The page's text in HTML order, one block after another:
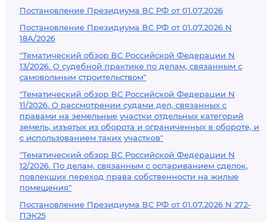
Постановление Президиума ВС РФ от 01.07.2026
Постановление Президиума ВС РФ от 01.07.2026 N
18А/2026
"Тематический обзор ВС Российской Федерации N
13/2026. О судебной практике по делам, связанным с
самовольным строительством"
"Тематический обзор ВС Российской Федерации N
11/2026. О рассмотрении судами дел, связанных с
правами на земельные участки отдельных категорий
земель, изъятых из оборота и ограниченных в обороте, и
с использованием таких участков"
"Тематический обзор ВС Российской Федерации N
12/2026. По делам, связанным с оспариванием сделок,
повлекших переход права собственности на жилые
помещения"
Постановление Президиума ВС РФ от 01.07.2026 N 272-
ПЭК25